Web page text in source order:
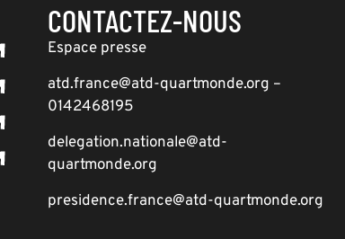
CONTACTEZ-NOUS
Espace presse
atd.france@atd-quartmonde.org –
0142468195
delegation.nationale@atd-
quartmonde.org
presidence.france@atd-quartmonde.org